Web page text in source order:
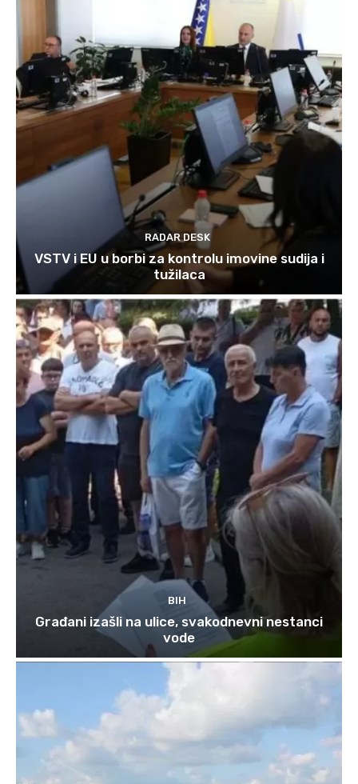
RADAR DESK
VSTV i EU u borbi za kontrolu imovine sudija i
tužilaca
BIH
Građani izašli na ulice, svakodnevni nestanci
vode